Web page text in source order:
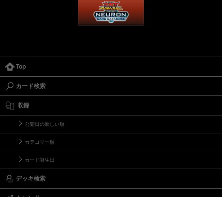
Top
カード検索
収録
公開日の新しい順
カテゴリー順
カード誕生日
デッキ検索